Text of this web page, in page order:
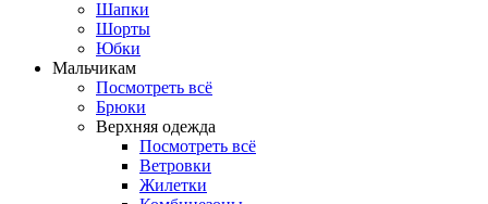
Шапки
Шорты
Юбки
Мальчикам
Посмотреть всё
Брюки
Верхняя одежда
Посмотреть всё
Ветровки
Жилетки